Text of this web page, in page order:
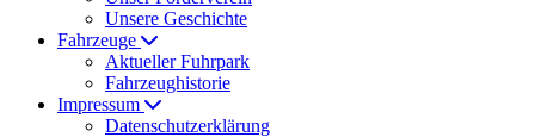
Unsere Geschichte
Fahrzeuge
Aktueller Fuhrpark
Fahrzeughistorie
Impressum
Datenschutzerklärung